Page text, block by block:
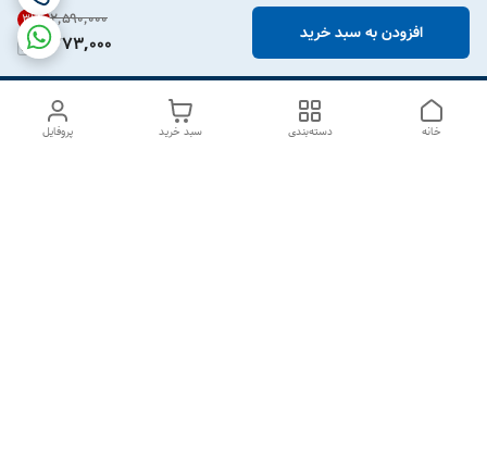
۲٬۵۹۰٬۰۰۰ 31%
1,773,000 افزودن به سبد خرید
پروفایل سبد خرید دسته‌بندی خانه